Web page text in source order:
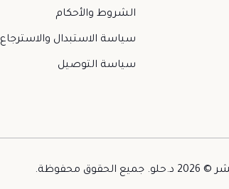
الشروط والأحكام
سياسة الاستبدال والاسترجاع
سياسة التوصيل
الحقوق محفوظة.